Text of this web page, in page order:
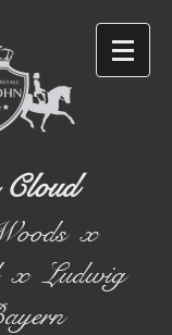
x
x Ludwig